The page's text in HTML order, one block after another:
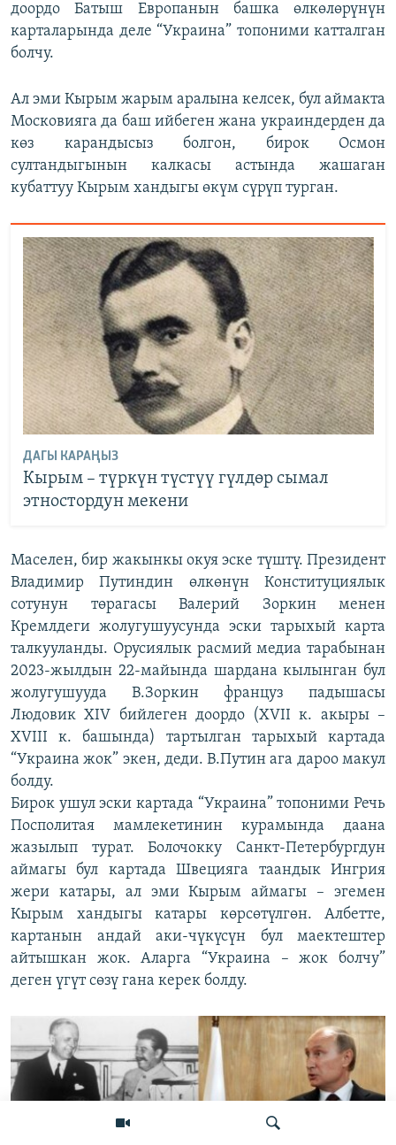
доордо Батыш Европанын башка өлкөлөрүнүн
карталарында деле “Украина” топоними катталган
болчу.
Ал эми Кырым жарым аралына келсек, бул аймакта
Московияга да баш ийбеген жана украиндерден да
көз карандысыз болгон, бирок Осмон
султандыгынын калкасы астында жашаган
кубаттуу Кырым хандыгы өкүм сүрүп турган.
ДАГЫ КАРАҢЫЗ
Кырым – түркүн түстүү гүлдөр сымал
этностордун мекени
Маселен, бир жакынкы окуя эске түштү. Президент
Владимир Путиндин өлкөнүн Конституциялык
сотунун төрагасы Валерий Зоркин менен
Кремлдеги жолугушуусунда эски тарыхый карта
талкууланды. Орусиялык расмий медиа тарабынан
2023-жылдын 22-майында шардана кылынган бул
жолугушууда В.Зоркин француз падышасы
Людовик XIV бийлеген доордо (XVII к. акыры –
XVIII к. башында) тартылган тарыхый картада
“Украина жок” экен, деди. В.Путин ага дароо макул
болду.
Бирок ушул эски картада “Украина” топоними Речь
Посполитая мамлекетинин курамында даана
жазылып турат. Болочокку Санкт-Петербургдун
аймагы бул картада Швецияга таандык Ингрия
жери катары, ал эми Кырым аймагы – эгемен
Кырым хандыгы катары көрсөтүлгөн. Албетте,
картанын андай аки-чүкүсүн бул маектештер
айтышкан жок. Аларга “Украина – жок болчу”
деген үгүт сөзү гана керек болду.